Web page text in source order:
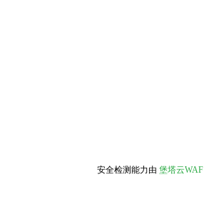
安全检测能力由 堡塔云WAF